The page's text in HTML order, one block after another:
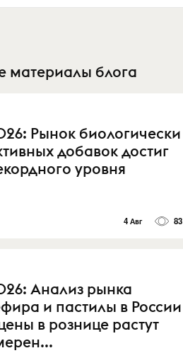
материалы блога
Рынок биологически
добавок достиг
уровня
4 Авг 83
Анализ рынка
и пастилы в России
в рознице растут